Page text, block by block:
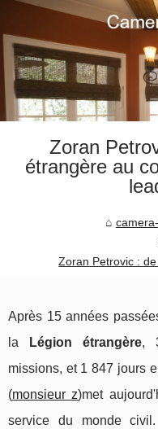
Zoran
étrangère au
Zoran Petrovic :
Après 15 années
la
Légion étrangère,
missions, et 1 847 jours
(monsieur z)met
service du monde